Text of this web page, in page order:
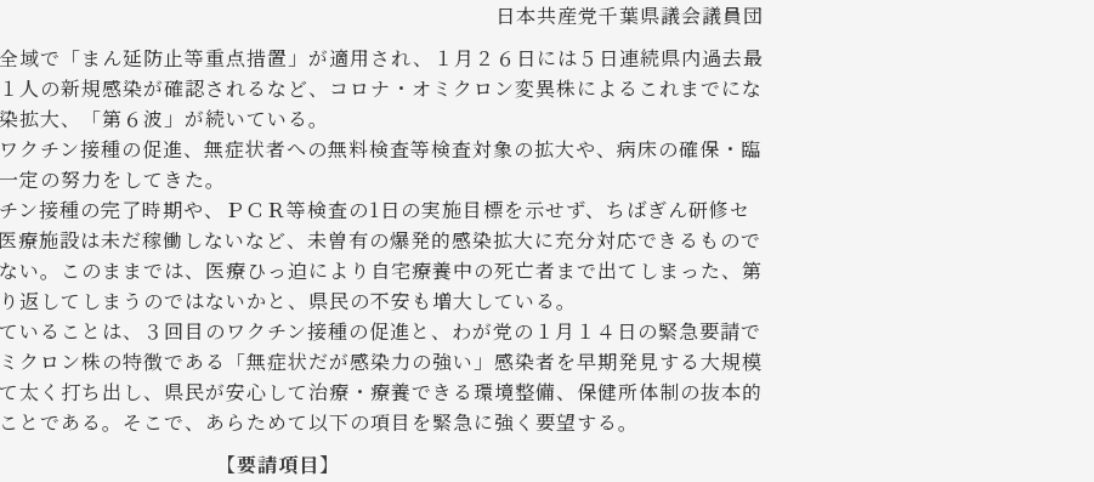
日本共産党千葉県議会議員団
域で「まん延防止等重点措置」が適用され、１月２６日には５日連続県内過去最
人の新規感染が確認されるなど、コロナ・オミクロン変異株によるこれまでにな
拡大、「第６波」が続いている。
クチン接種の促進、無症状者への無料検査等検査対象の拡大や、病床の確保・臨
定の努力をしてきた。
ン接種の完了時期や、ＰＣＲ等検査の1日の実施目標を示せず、ちばぎん研修セ
療施設は未だ稼働しないなど、未曽有の爆発的感染拡大に充分対応できるもので
い。このままでは、医療ひっ迫により自宅療養中の死亡者まで出てしまった、第
返してしまうのではないかと、県民の不安も増大している。
いることは、３回目のワクチン接種の促進と、わが党の１月１４日の緊急要請で
クロン株の特徴である「無症状だが感染力の強い」感染者を早期発見する大規模
太く打ち出し、県民が安心して治療・療養できる環境整備、保健所体制の抜本的
とである。そこで、あらためて以下の項目を緊急に強く要望する。
【要請項目】